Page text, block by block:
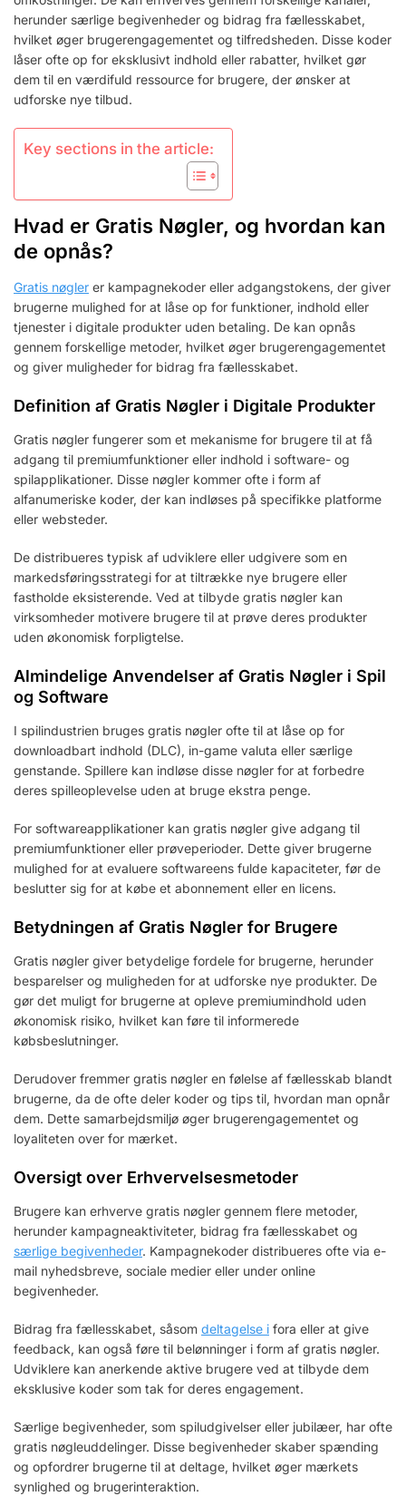
herunder særlige begivenheder og bidrag fra fællesskabet,
hvilket øger brugerengagementet og tilfredsheden. Disse koder
låser ofte op for eksklusivt indhold eller rabatter, hvilket gør
dem til en værdifuld ressource for brugere, der ønsker at
udforske nye tilbud.
Key sections in the article:
Hvad er Gratis Nøgler, og hvordan kan
de opnås?
Gratis nøgler er kampagnekoder eller adgangstokens, der giver
brugerne mulighed for at låse op for funktioner, indhold eller
tjenester i digitale produkter uden betaling. De kan opnås
gennem forskellige metoder, hvilket øger brugerengagementet
og giver muligheder for bidrag fra fællesskabet.
Definition af Gratis Nøgler i Digitale Produkter
Gratis nøgler fungerer som et mekanisme for brugere til at få
adgang til premiumfunktioner eller indhold i software- og
spilapplikationer. Disse nøgler kommer ofte i form af
alfanumeriske koder, der kan indløses på specifikke platforme
eller websteder.
De distribueres typisk af udviklere eller udgivere som en
markedsføringsstrategi for at tiltrække nye brugere eller
fastholde eksisterende. Ved at tilbyde gratis nøgler kan
virksomheder motivere brugere til at prøve deres produkter
uden økonomisk forpligtelse.
Almindelige Anvendelser af Gratis Nøgler i Spil
og Software
I spilindustrien bruges gratis nøgler ofte til at låse op for
downloadbart indhold (DLC), in-game valuta eller særlige
genstande. Spillere kan indløse disse nøgler for at forbedre
deres spilleoplevelse uden at bruge ekstra penge.
For softwareapplikationer kan gratis nøgler give adgang til
premiumfunktioner eller prøveperioder. Dette giver brugerne
mulighed for at evaluere softwareens fulde kapaciteter, før de
beslutter sig for at købe et abonnement eller en licens.
Betydningen af Gratis Nøgler for Brugere
Gratis nøgler giver betydelige fordele for brugerne, herunder
besparelser og muligheden for at udforske nye produkter. De
gør det muligt for brugerne at opleve premiumindhold uden
økonomisk risiko, hvilket kan føre til informerede
købsbeslutninger.
Derudover fremmer gratis nøgler en følelse af fællesskab blandt
brugerne, da de ofte deler koder og tips til, hvordan man opnår
dem. Dette samarbejdsmiljø øger brugerengagementet og
loyaliteten over for mærket.
Oversigt over Erhvervelsesmetoder
Brugere kan erhverve gratis nøgler gennem flere metoder,
herunder kampagneaktiviteter, bidrag fra fællesskabet og
særlige begivenheder. Kampagnekoder distribueres ofte via e-
mail nyhedsbreve, sociale medier eller under online
begivenheder.
Bidrag fra fællesskabet, såsom deltagelse i fora eller at give
feedback, kan også føre til belønninger i form af gratis nøgler.
Udviklere kan anerkende aktive brugere ved at tilbyde dem
eksklusive koder som tak for deres engagement.
Særlige begivenheder, som spiludgivelser eller jubilæer, har ofte
gratis nøgleuddelinger. Disse begivenheder skaber spænding
og opfordrer brugerne til at deltage, hvilket øger mærkets
synlighed og brugerinteraktion.